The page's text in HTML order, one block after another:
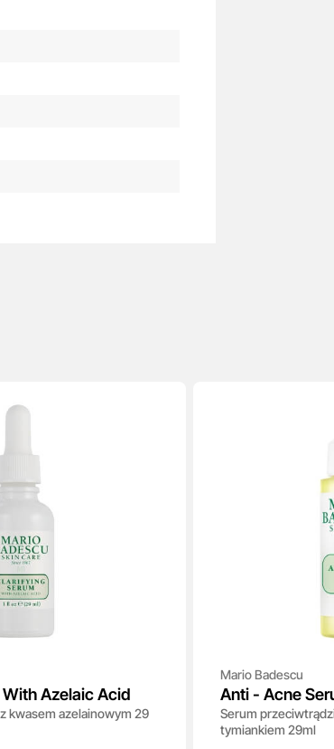
Azelaic Acid
kwasem azelainowym 29
Mario Badescu
Anti - Acne
Serum
tymiankiem 29ml